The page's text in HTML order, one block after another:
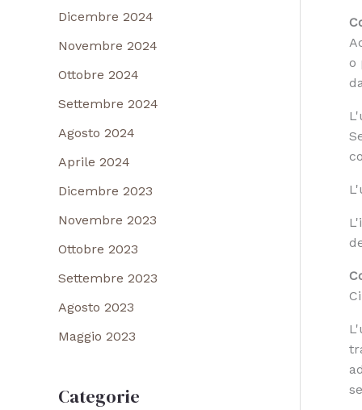
Dicembre 2024
Novembre 2024
Ottobre 2024
Settembre 2024
Agosto 2024
Aprile 2024
Dicembre 2023
Novembre 2023
Ottobre 2023
Settembre 2023
Agosto 2023
Maggio 2023
Categorie
o